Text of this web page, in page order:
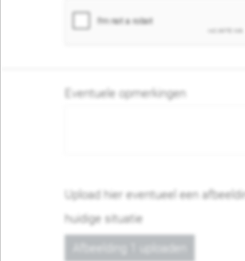
Eventuele opmerkingen
Upload hier eventueel een
huidige situatie